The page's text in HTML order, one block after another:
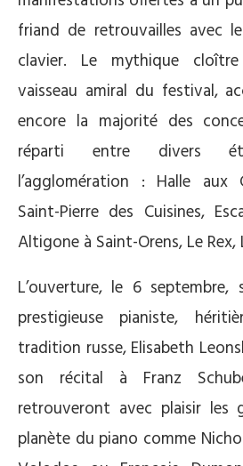
friand de retrouvailles avec
clavier. Le mythique
vaisseau amiral du festival,
encore la majorité des
réparti entre divers
l’agglomération : Halle aux
Saint-Pierre des Cuisines,
Altigone à Saint-Orens, Le Rex,
L’ouverture, le 6 septembre,
prestigieuse pianiste,
tradition russe, Elisabeth
son récital à Franz
retrouveront avec plaisir les
planète du piano comme